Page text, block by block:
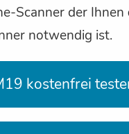
Scanner der Ihnen
notwendig ist.
kostenfrei